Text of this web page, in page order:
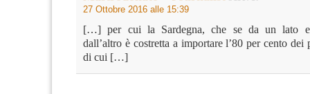
27 Ottobre 2016 alle 15:39
[…] per cui la Sardegna, che se da un lato
dall’altro è costretta a importare l’80 per cento
di cui […]